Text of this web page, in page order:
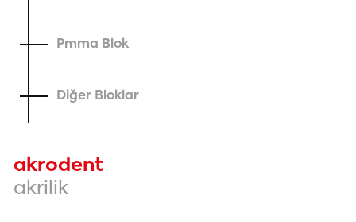
Pmma Blok
Diğer Bloklar
akrodent
akrilik